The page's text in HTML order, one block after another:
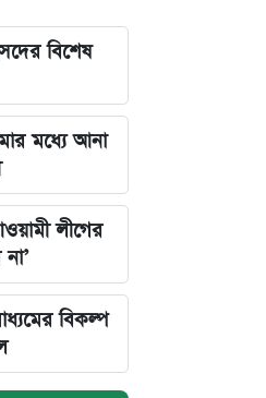
বিশেষ
মধ্যে আনা
লীগের
বিকল্প